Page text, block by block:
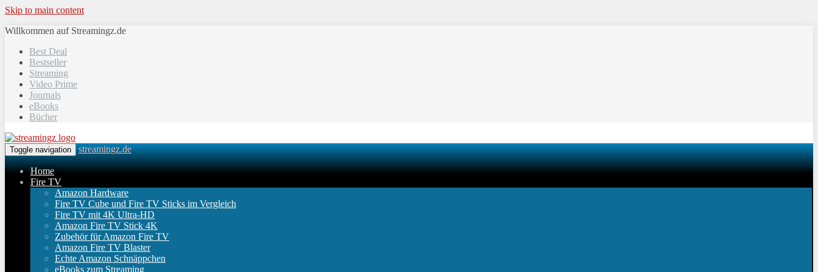
Skip to main content
Willkommen auf Streamingz.de
Best Deal
Bestseller
Streaming
Video Prime
Journals
eBooks
Bücher
Toggle navigation streamingz.de
Home
Fire TV
Amazon Hardware
Fire TV Cube und Fire TV Sticks im Vergleich
Fire TV mit 4K Ultra-HD
Amazon Fire TV Stick 4K
Zubehör für Amazon Fire TV
Amazon Fire TV Blaster
Echte Amazon Schnäppchen
eBooks zum Streaming